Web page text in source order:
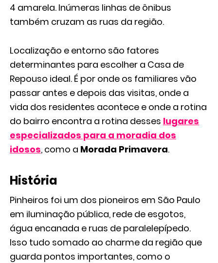
4 amarela. Inúmeras linhas de ônibus
também cruzam as ruas da região.
Localização e entorno são fatores
determinantes para escolher a Casa de
Repouso ideal. É por onde os familiares vão
passar antes e depois das visitas, onde a
vida dos residentes acontece e onde a rotina
do bairro encontra a rotina desses lugares
especializados para a moradia dos
idosos, como a Morada Primavera.
História
Pinheiros foi um dos pioneiros em São Paulo
em iluminação pública, rede de esgotos,
água encanada e ruas de paralelepípedo.
Isso tudo somado ao charme da região que
guarda pontos importantes, como o